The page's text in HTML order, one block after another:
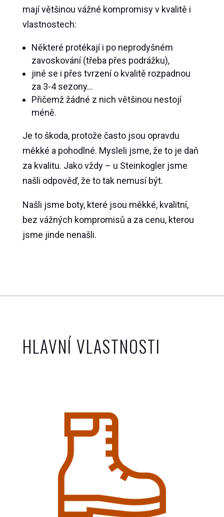
mají většinou vážné kompromisy v kvalitě i
vlastnostech:
Některé protékají i po neprodyšném
zavoskování (třeba přes podrážku),
jiné se i přes tvrzení o kvalitě rozpadnou
za 3-4 sezony…
Přičemž žádné z nich většinou nestojí
méně.
Je to škoda, protože často jsou opravdu
měkké a pohodlné. Mysleli jsme, že to je daň
za kvalitu. Jako vždy – u Steinkogler jsme
našli odpověď, že to tak nemusí být.
Našli jsme boty, které jsou měkké, kvalitní,
bez vážných kompromisů a za cenu, kterou
jsme jinde nenašli.
HLAVNÍ VLASTNOSTI